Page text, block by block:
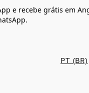
e recebe grátis em
PT (BR)